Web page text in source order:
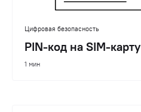
Цифровая безопасность
PIN-код на SIM-карту
1 мин